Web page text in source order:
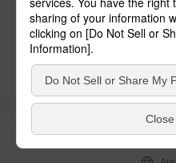
パナソニックの電
クッ